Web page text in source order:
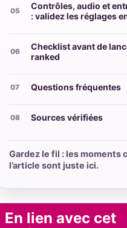
Contrôles, audio et
: validez les réglages
Checklist avant de
ranked
Questions fréquentes
Sources vérifiées
Gardez le fil : les moments
l’article sont juste ici.
En lien avec cet